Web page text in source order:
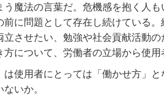
魔法の言葉だ。危機感を抱く人も
前に問題として存在し続けている
立させたい、勉強や社会貢献活動
について、労働者の立場から使用
は使用者にとっては「働かせ方」
いか。